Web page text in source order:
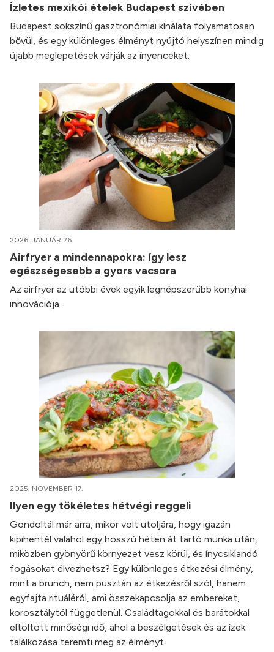
Ízletes mexikói ételek Budapest szívében
Budapest sokszínű gasztronómiai kínálata folyamatosan
bővül, és egy különleges élményt nyújtó helyszínen mindig
újabb meglepetések várják az ínyenceket.
2026. JANUÁR 26.
Airfryer a mindennapokra: így lesz
egészségesebb a gyors vacsora
Az airfryer az utóbbi évek egyik legnépszerűbb konyhai
innovációja.
2025. NOVEMBER 17.
Ilyen egy tökéletes hétvégi reggeli
Gondoltál már arra, mikor volt utoljára, hogy igazán
kipihentél valahol egy hosszú héten át tartó munka után,
miközben gyönyörű környezet vesz körül, és ínycsiklandó
fogásokat élvezhetsz? Egy különleges étkezési élmény,
mint a brunch, nem pusztán az étkezésről szól, hanem
egyfajta rituáléról, ami összekapcsolja az embereket,
korosztálytól függetlenül. Családtagokkal és barátokkal
eltöltött minőségi idő, ahol a beszélgetések és az ízek
találkozása teremti meg az élményt.